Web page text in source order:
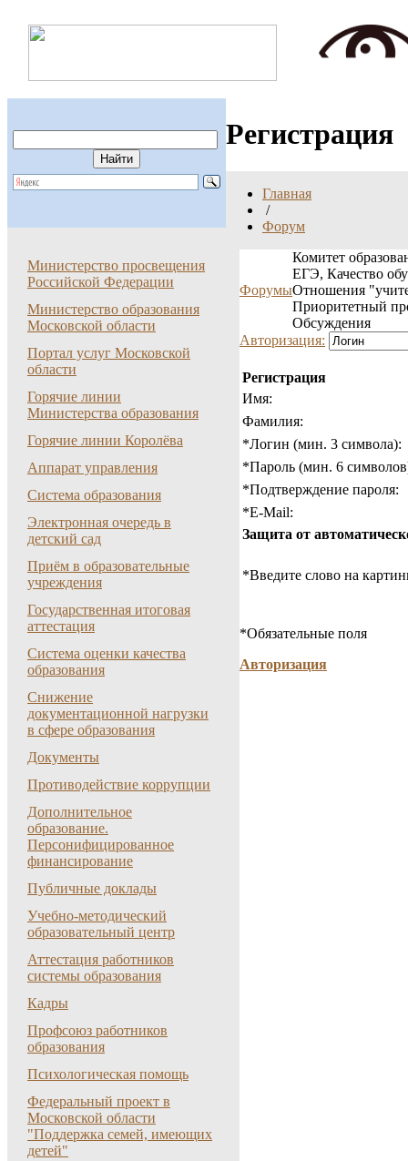
Регистрация
Главная
/
Форум
Министерство просвещения
Российской Федерации
Министерство образования
Московской области
Портал услуг Московской
области
Горячие линии
Министерства образования
Горячие линии Королёва
Аппарат управления
Система образования
Электронная очередь в
детский сад
Приём в образовательные
учреждения
Государственная итоговая
аттестация
Система оценки качества
образования
Снижение
документационной нагрузки
в сфере образования
Документы
Противодействие коррупции
Дополнительное
образование.
Персонифицированное
финансирование
Публичные доклады
Учебно-методический
образовательный центр
Аттестация работников
системы образования
Кадры
Профсоюз работников
образования
Психологическая помощь
Федеральный проект в
Московской области
"Поддержка семей, имеющих
детей"
Форумы
Комитет
ЕГЭ, Качество
Отношения
Приоритетный
Обсуждения
Авторизация:
Регистрация
Имя:
Фамилия:
*Логин (мин. 3 символа):
*Пароль (мин. 6
*Подтверждение пароля:
*E-Mail:
Защита от
*Введите слово на
*Обязательные поля
Авторизация